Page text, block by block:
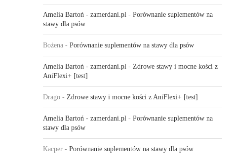
Amelia Bartoń - zamerdani.pl - Porównanie suplementów na
stawy dla psów
Bożena - Porównanie suplementów na stawy dla psów
Amelia Bartoń - zamerdani.pl - Zdrowe stawy i mocne kości z
AniFlexi+ [test]
Drago - Zdrowe stawy i mocne kości z AniFlexi+ [test]
Amelia Bartoń - zamerdani.pl - Porównanie suplementów na
stawy dla psów
Kacper - Porównanie suplementów na stawy dla psów